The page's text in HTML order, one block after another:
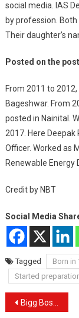
social media. IAS
by profession.
Their daughter’s
Posted on the
From 2011 to
Bageshwar. From
posted in Nainital.
2017. Here
Officer. Worked as
Renewable Energy
Credit by NBT
Social Media
Tagged
Born in
Started
Post
Bigg Boss: घरवालों से बातचीत के दौरान समर्थ जुरैल ने अभिषेक कुमार के बारे में कई हैरान कर देने वाले खुलासे किए.